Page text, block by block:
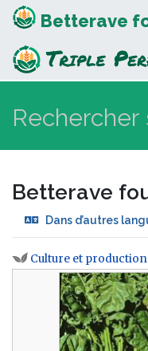
Betterave
Betterave
Dans d’autres
Aller à :navigation,
Culture et production